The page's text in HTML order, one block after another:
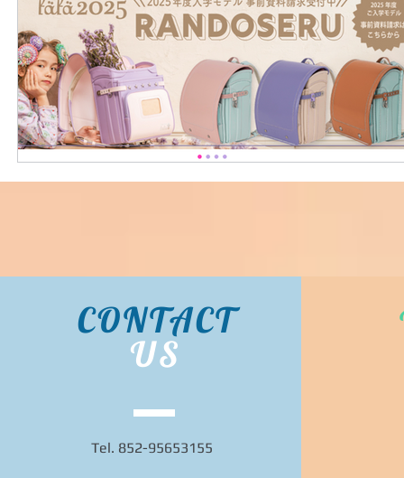
CONTACT
US
Tel. 852-95653155